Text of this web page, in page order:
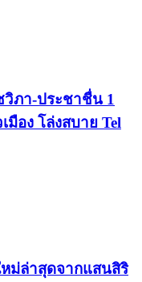
วิภา-ประชาชื่น 1
อง โล่งสบาย Tel
หม่ล่าสุดจากแสนสิริ